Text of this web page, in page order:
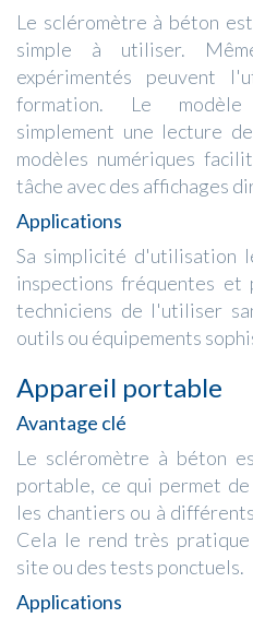
Le scléromètre à béton
simple à utiliser.
expérimentés peuvent
formation. Le modèle
simplement une lecture
modèles numériques
tâche avec des affichages
Applications
Sa simplicité d'utilisation
inspections fréquentes et
techniciens de l'utiliser
outils ou équipements
Appareil portable
Avantage clé
Le scléromètre à béton
portable, ce qui permet
les chantiers ou à
Cela le rend très
site ou des tests ponctuels.
Applications